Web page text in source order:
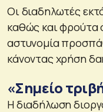
Οι διαδηλωτές
καθώς και φρούτα
αστυνομία
κάνοντας χρήση
«Σημείο
Η διαδήλωση